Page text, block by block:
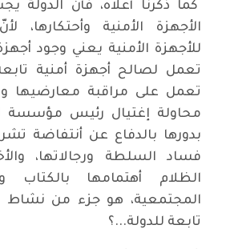
كما ذكرنا أعلاه، فأنّ الدولة
الأجهزة الأمنية وأحتكارها،
للأجهزة الأمنية يعني وجود
تعمل لصالح أجهزة أمنية
تعمل على مراقبة معارضيها
محاولة إغتيال رئيس مؤسسة
بدورها بالدفاع عن أنتفاضة
فساد السلطة ورجالاتها،
الظلام أهتمامها بالكتاب
المجتمعية، هو جزء من نشاط
تابعة للدولة...؟